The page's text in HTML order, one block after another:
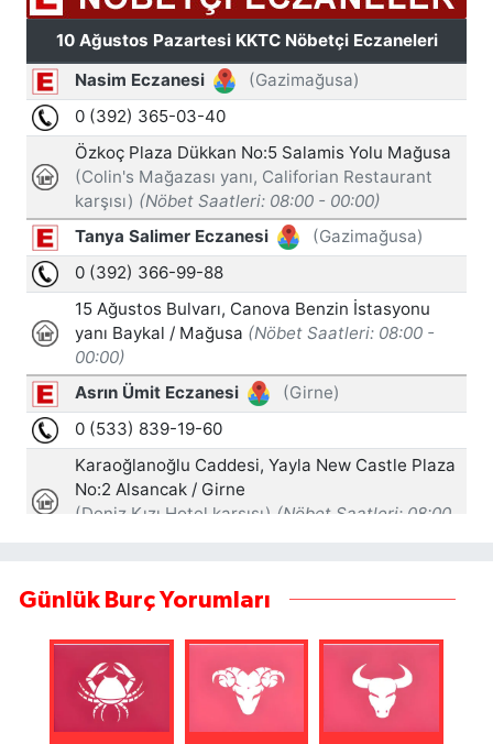
Günlük Burç Yorumları